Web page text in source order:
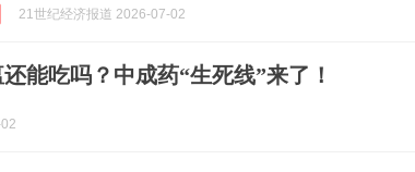
21世纪经济报道 2026-07-02
能吃吗？中成药“生死线”来了！